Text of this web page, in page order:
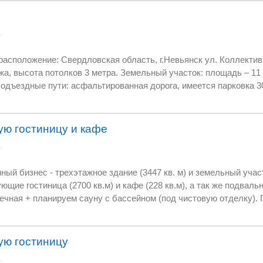
для открытия гостиницы, клуба, пансионата,
Площадь участка =5167 м2. На участке также
видимость горнолыжных склонов, леса, частичная видимость пруда.
Свердловская область, г.Невьянск ул. Коллективная 12
высота потолков 3 метра. Земельный участок: площадь – 11
пути: асфальтированная дорога, имеется парковка
гостиницу и кафе
земельный участок (4149 кв.м.) В
Гостиница:
на 50 машин.
Готовы продолжить работу при смене собственника. Чистая
месяц.
гостиницу